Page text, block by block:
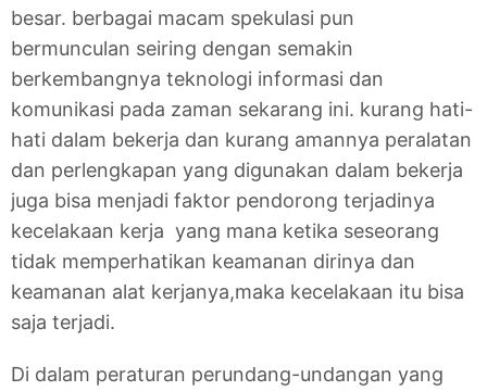
besar. berbagai macam spekulasi pun
bermunculan seiring dengan semakin
berkembangnya teknologi informasi dan
komunikasi pada zaman sekarang ini. kurang hati-
hati dalam bekerja dan kurang amannya peralatan
dan perlengkapan yang digunakan dalam bekerja
juga bisa menjadi faktor pendorong terjadinya
kecelakaan kerja yang mana ketika seseorang
tidak memperhatikan keamanan dirinya dan
keamanan alat kerjanya,maka kecelakaan itu bisa
saja terjadi.
Di dalam peraturan perundang-undangan yang